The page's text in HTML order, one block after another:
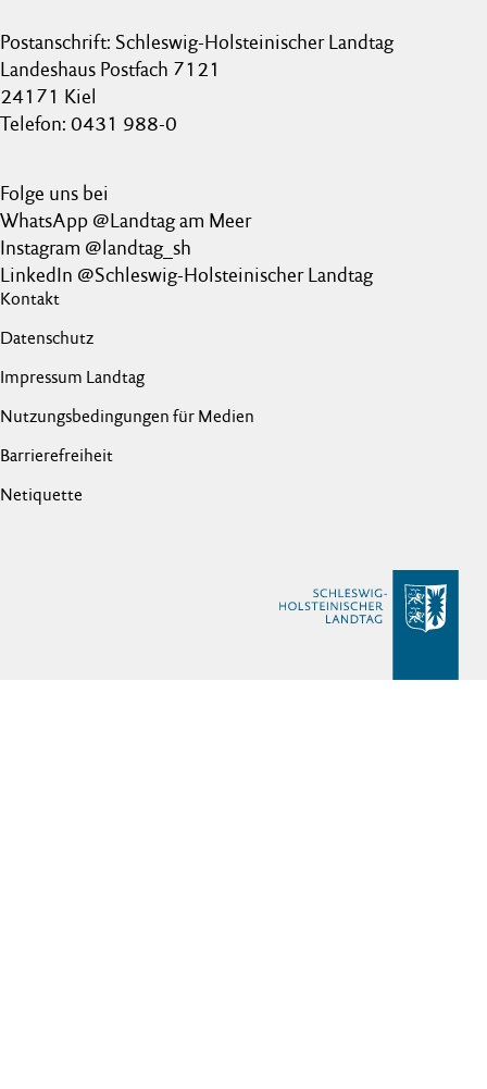
Postanschrift: Schleswig-Holsteinischer Landtag
Landeshaus Postfach 7121
24171 Kiel
Telefon: 0431 988-0
Folge uns bei
WhatsApp @Landtag am Meer
Instagram @landtag_sh
LinkedIn @Schleswig-Holsteinischer Landtag
Kontakt
Datenschutz
Impressum Landtag
Nutzungsbedingungen für Medien
Barrierefreiheit
Netiquette